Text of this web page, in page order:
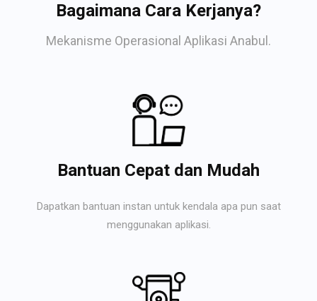
Bagaimana Cara Kerjanya?
Mekanisme Operasional Aplikasi Anabul.
Bantuan Cepat dan Mudah
Dapatkan bantuan instan untuk kendala apa pun saat
menggunakan aplikasi.